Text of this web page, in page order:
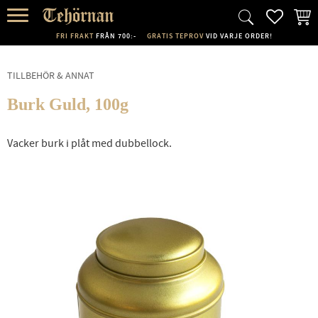
FRI FRAKT FRÅN 700:- GRATIS TEPROV VID VARJE ORDER!
TILLBEHÖR & ANNAT
Burk Guld, 100g
Vacker burk i plåt med dubbellock.